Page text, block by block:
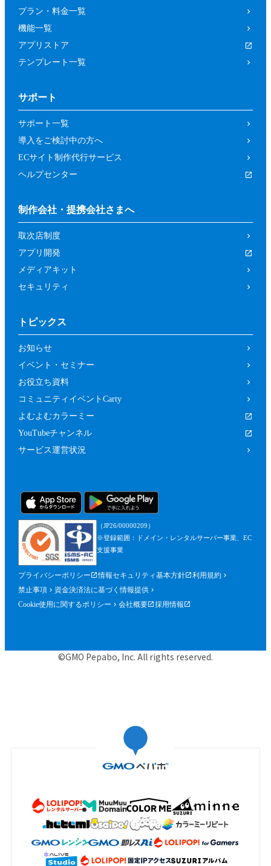
プラン・料金一覧
機能一覧
アプリストア
テンプレート一覧
サポート
サポート一覧
導入をご検討中の方へ
ECサイト制作代行サービス
ヘルプセンター
制作会社・提携会社さまへ
取次店制度
アプリ開発
メディアキット
セキュリティ
トピックス
お知らせ
イベント・セミナー
お役立ち資料
コミュニティイベントCarty
よむよむカラーミー
YouTubeチャンネル
サービス運営状況
（JP26/00000209）
※登録範囲：ドメイン・レンタルサーバー事業、EC
支援事業
プライバシーポリシー 情報セキュリティ基本方針
利用規約
禁止事項
資金決済法に基づく情報提供
Cookie使用に関するポリシー
会社概要 採用情報
©GMO Pepabo, Inc. All rights reserved.